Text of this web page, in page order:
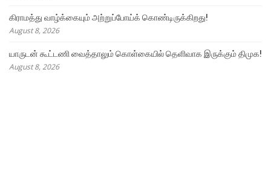
கிராமத்து வாழ்க்கையும் அற்றுப்போய்க் கொண்டிருக்கிறது!
August 8, 2026
யாருடன் கூட்டணி வைத்தாலும் கொள்கையில் தெளிவாக இருக்கும் திமுக!
August 8, 2026